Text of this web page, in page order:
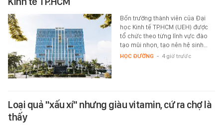
Bốn trường thành viên của Đại
học Kinh tế TP.HCM (UEH) được
tổ chức theo từng lĩnh vực đào
tạo mũi nhọn, tạo nên hệ sinh…
HỌC ĐƯỜNG - 4 giờ trước
Loại quả "xấu xí" nhưng giàu vitamin, cứ ra chợ là
thấy